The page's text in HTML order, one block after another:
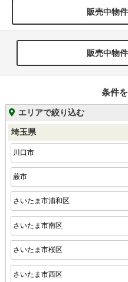
販売中物
販売中物
条件
エリアで絞り込む
埼玉県
川口市
蕨市
さいたま市浦和区
さいたま市南区
さいたま市桜区
さいたま市西区